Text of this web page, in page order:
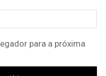
para a próxima